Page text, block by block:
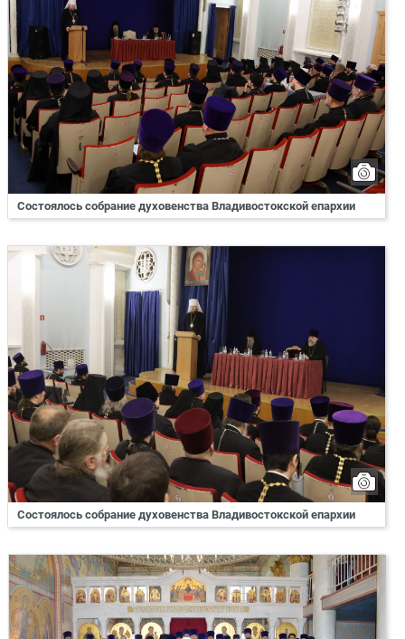
Состоялось собрание духовенства Владивостокской епархии
Состоялось собрание духовенства Владивостокской епархии